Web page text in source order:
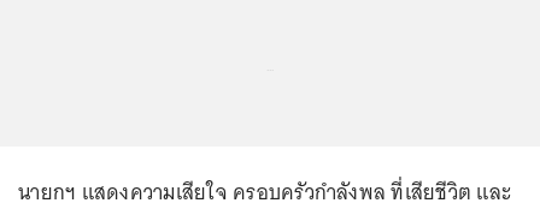
นายกฯ แสดงความเสียใจ ครอบครัวกำลังพล ที่เสียชีวิต และ